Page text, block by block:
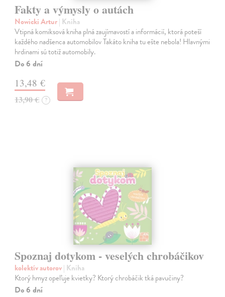
Fakty a výmysly o autách
Nowicki Artur| Kniha
Vtipná komiksová kniha plná zaujímavostí a informácií, ktorá poteší
každého nadšenca automobilov Takáto kniha tu ešte nebola! Hlavnými
hrdinami sú totiž automobily.
Do 6 dní
13,48 €
13,90 € ?
Spoznaj dotykom - veselých chrobáčikov
kolektív autorov| Kniha
Ktorý hmyz opeľuje kvietky? Ktorý chrobáčik tká pavučiny?
Do 6 dní